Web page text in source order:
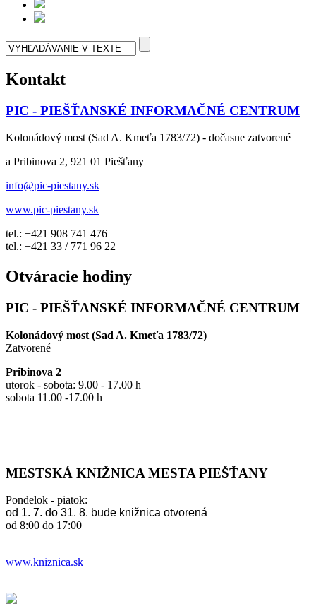
Kontakt
PIC - PIEŠŤANSKÉ INFORMAČNÉ CENTRUM
Kolonádový most (Sad A. Kmeťa 1783/72) - dočasne zatvorené
a Pribinova 2, 921 01 Piešťany
info@pic-piestany.sk
www.pic-piestany.sk
tel.: +421 908 741 476
tel.: +421 33 / 771 96 22
Otváracie hodiny
PIC - PIEŠŤANSKÉ INFORMAČNÉ CENTRUM
Kolonádový most (Sad A. Kmeťa 1783/72)
Zatvorené
Pribinova 2
utorok - sobota: 9.00 - 17.00 h
sobota 11.00 -17.00 h
MESTSKÁ KNIŽNICA MESTA PIEŠŤANY
Pondelok - piatok:
od 1. 7. do 31. 8. bude knižnica otvorená
od 8:00 do 17:00
www.kniznica.sk